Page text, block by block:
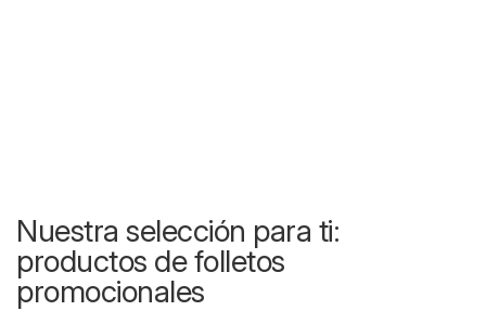
Nuestra selección para ti:
productos de folletos
promocionales